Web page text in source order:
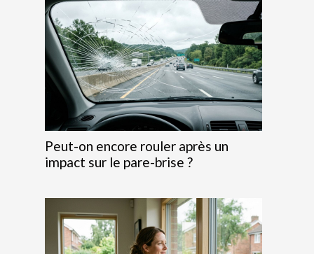
Peut-on encore rouler après un
impact sur le pare-brise ?